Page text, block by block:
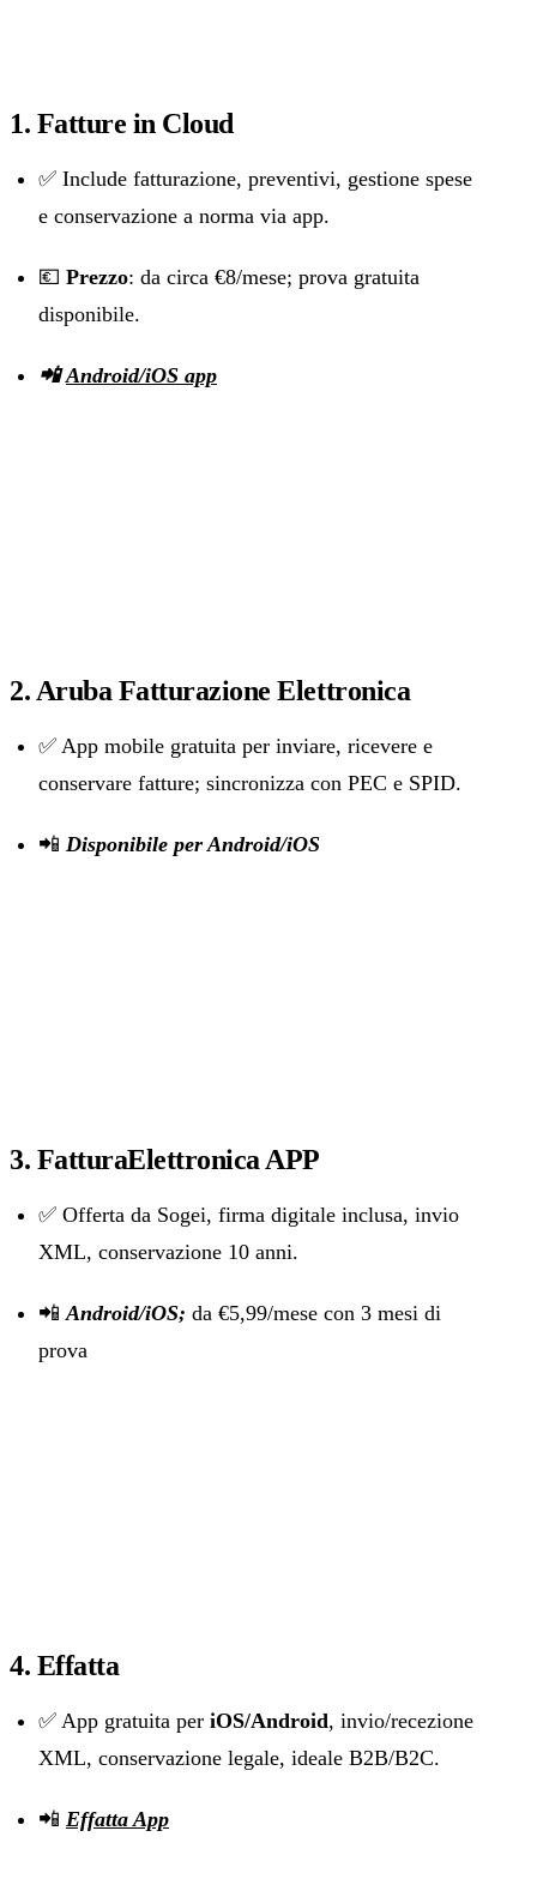
1. Fatture in Cloud
✅ Include fatturazione, preventivi, gestione spese
e conservazione a norma via app.
💶 Prezzo: da circa €8/mese; prova gratuita
disponibile.
📲 Android/iOS app
2. Aruba Fatturazione Elettronica
✅ App mobile gratuita per inviare, ricevere e
conservare fatture; sincronizza con PEC e SPID.
📲 Disponibile per Android/iOS
3. FatturaElettronica APP
✅ Offerta da Sogei, firma digitale inclusa, invio
XML, conservazione 10 anni.
📲Android/iOS; da €5,99/mese con 3 mesi di
prova
4. Effatta
✅ App gratuita per iOS/Android, invio/recezione
XML, conservazione legale, ideale B2B/B2C.
📲 Effatta App